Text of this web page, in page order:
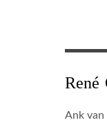
René
Ank